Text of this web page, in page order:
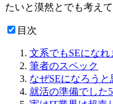
たいと漠然とでも考え
目次
文系でもSEになれ
筆者のスペック
なぜSEになろう
就活の準備でした